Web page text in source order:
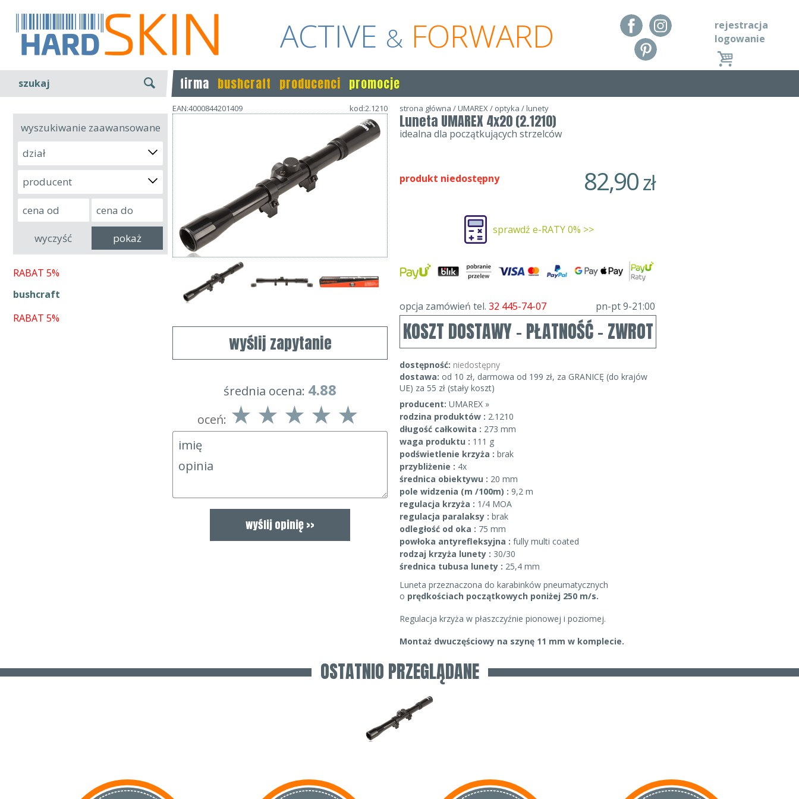
ACTIVE & FORWARD
rejestracja
logowanie
szukaj firma bushcraft producenci promocje
wyszukiwanie zaawansowane
dział
producent
RABAT 5%
bushcraft
RABAT 5%
EAN:4000844201409 kod:2.1210
wyślij zapytanie
średnia ocena: 4.88
oceń:
strona główna /UMAREX/ optyka /lunety
Luneta UMAREX 4x20 (2.1210)
idealna dla początkujących strzelców
82,90zł
produkt niedostępny
sprawdź e-RATY 0% >>
opcja zamówień tel. 32 445-74-07 pn-pt 9-21:00
KOSZT DOSTAWY - PŁATNOŚĆ - ZWROT
dostępność: niedostępny
dostawa: od 10 zł, darmowa od 199 zł, za GRANICĘ (do krajów
UE) za 55 zł (stały koszt)
producent: UMAREX »
rodzina produktów : 2.1210
długość całkowita : 273 mm
waga produktu : 111 g
podświetlenie krzyża : brak
przybliżenie : 4x
średnica obiektywu : 20 mm
pole widzenia (m /100m) : 9,2 m
regulacja krzyża : 1/4 MOA
regulacja paralaksy : brak
odległość od oka : 75 mm
powłoka antyrefleksyjna : fully multi coated
rodzaj krzyża lunety : 30/30
średnica tubusa lunety : 25,4 mm
Luneta przeznaczona do karabinków pneumatycznych
o prędkościach początkowych poniżej 250 m/s.
Regulacja krzyża w płaszczyźnie pionowej i poziomej.
Montaż dwuczęściowy na szynę 11 mm w komplecie.
OSTATNIO PRZEGLĄDANE